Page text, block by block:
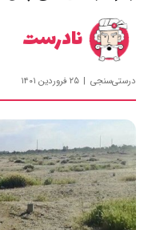
نادرست
درستی‌سنجی ۲۵ فروردین ۱۴۰۱